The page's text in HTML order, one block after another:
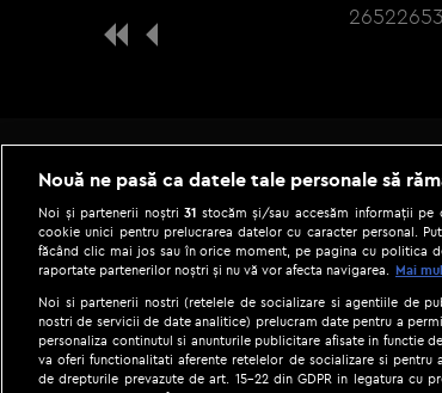
26522653
Gestionați
Nouă ne pasă ca datele tale personale să
Noi și partenerii noștri31 stocăm și/sau accesăm informații
cookie unici pentru prelucrarea datelor cu caracter personal.
făcând clic mai jos sau în orice moment, pe pagina cu politica
raportate partenerilor noștri și nu vă vor afecta navigarea.
Mai
Noi si partenerii nostri (retelele de socializare si agentiile de
nostri de servicii de date analitice) prelucram date pentru a
personaliza continutul si anunturile publicitare afisate in functie
va oferi functionalitati aferente retelelor de socializare si pentru
de drepturile prevazute de art. 15-22 din GDPR in legatura cu